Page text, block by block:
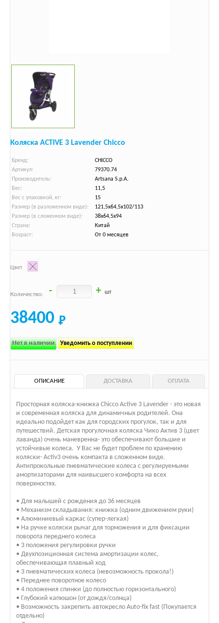
Коляска ACTIVE 3 Lavender Chicco
Бренд:
CHICCO
Артикул:
79370.74
Производитель:
Artsana S.p.A.
Вес:
11,5
Вес с упаковкой, кг:
15
Размер (в разложенном виде):
121,5х64,5х102/113
Размер (в сложенном виде):
38х64,5х94
Страна:
Китай
Возраст:
От 0 месяцев
Цвет
Количество: - + шт
38400
Нет в наличии Уведомить о поступлении
ОПИСАНИЕ ДОСТАВКА ОПЛАТА
Просторная коляска-книжка Chicco Active 3 Lavender - это новая
и современная коляска для динамичных родителей. Она
идеально подойдет как для городских прогулок, так и для
путешествий. Детская прогулочная коляска Чико Актив 3 (цвет
лаванда) очень маневренна- это обеспечивают большие и
устойчивые колеса. У Вас не будет проблем по хранению
коляски- Activ3 очень компакта в сложенном виде.
Антипрокольные пневматические колеса с регулируемыми
амортизаторами для наивысшего комфорта на всех
поверхностях.
• Для малышей с рождения до 36 месяцев
• Механизм складывания: книжка (одним движением руки)
• Алюминиевый каркас (супер-легкая)
• На ручке коляски рычаг для торможения и для фиксации
поворота переднего колеса
• 3 положения регулировки ручки
• Двухпозиционная система амортизации колес,
обеспечивающая плавный ход
• 3 пневматических колеса (невозможность прокола!)
• Переднее поворотное колесо
• 4 положения спинки (до полностью горизонтального)
• Глубокий капюшон (от дождя/солнца)
• Возможность закрепить автокресло Auto-fix fast (Покупается
отдельно)